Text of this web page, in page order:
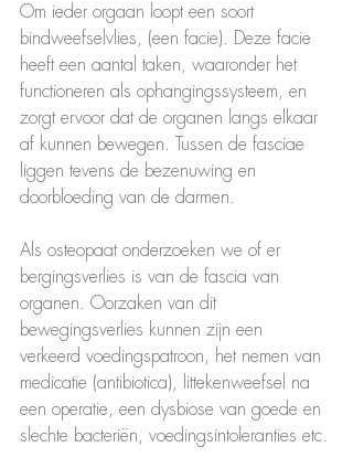
Om ieder orgaan loopt een soort
bindweefselvlies, (een facie). Deze facie
heeft een aantal taken, waaronder het
functioneren als ophangingssysteem, en
zorgt ervoor dat de organen langs elkaar
af kunnen bewegen. Tussen de fasciae
liggen tevens de bezenuwing en
doorbloeding van de darmen.
Als osteopaat onderzoeken we of er
bergingsverlies is van de fascia van
organen. Oorzaken van dit
bewegingsverlies kunnen zijn een
verkeerd voedingspatroon, het nemen van
medicatie (antibiotica), littekenweefsel na
een operatie, een dysbiose van goede en
slechte bacteriën, voedingsintoleranties etc.